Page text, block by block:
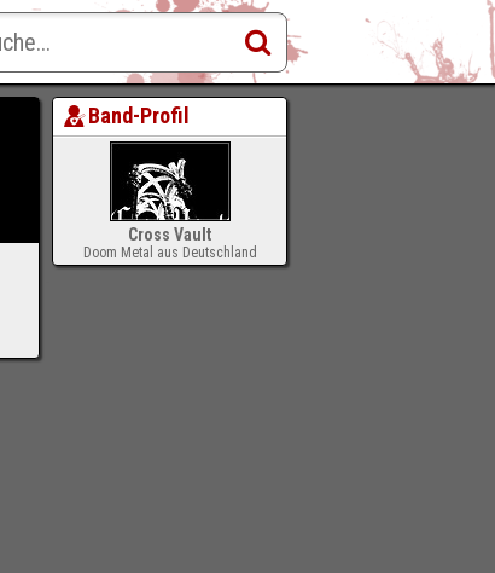
Band-Profil
Cross Vault
Doom Metal aus Deutschland